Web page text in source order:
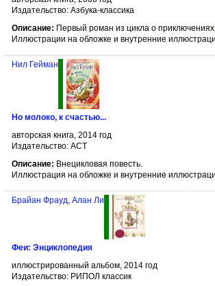
Издательство: Азбука-классика
Описание: Первый роман из цикла о приключениях
Иллюстрации на обложке и внутренние
Нил Гейман
Но молоко, к счастью...
авторская книга, 2014 год
Издательство: АСТ
Описание: Внецикловая повесть.
Иллюстрация на обложке и внутренние
Брайан Фрауд Алан Ли
Феи: Энциклопедия
иллюстрированный альбом, 2014 год
Издательство: РИПОЛ классик